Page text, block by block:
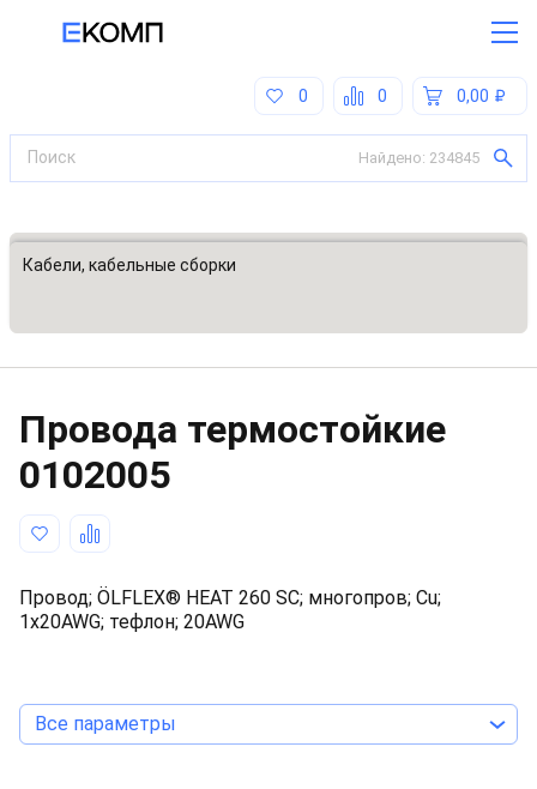
0,00
0
0
Найдено: 234845
Все категории
Кабели, кабельные сборки
Провода термостойкие
0102005
Провод; ÖLFLEX® HEAT 260 SC; многопров; Cu;
1x20AWG; тефлон; 20AWG
Все параметры